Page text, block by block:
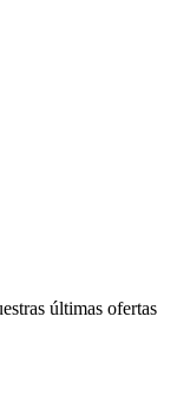
últimas ofertas